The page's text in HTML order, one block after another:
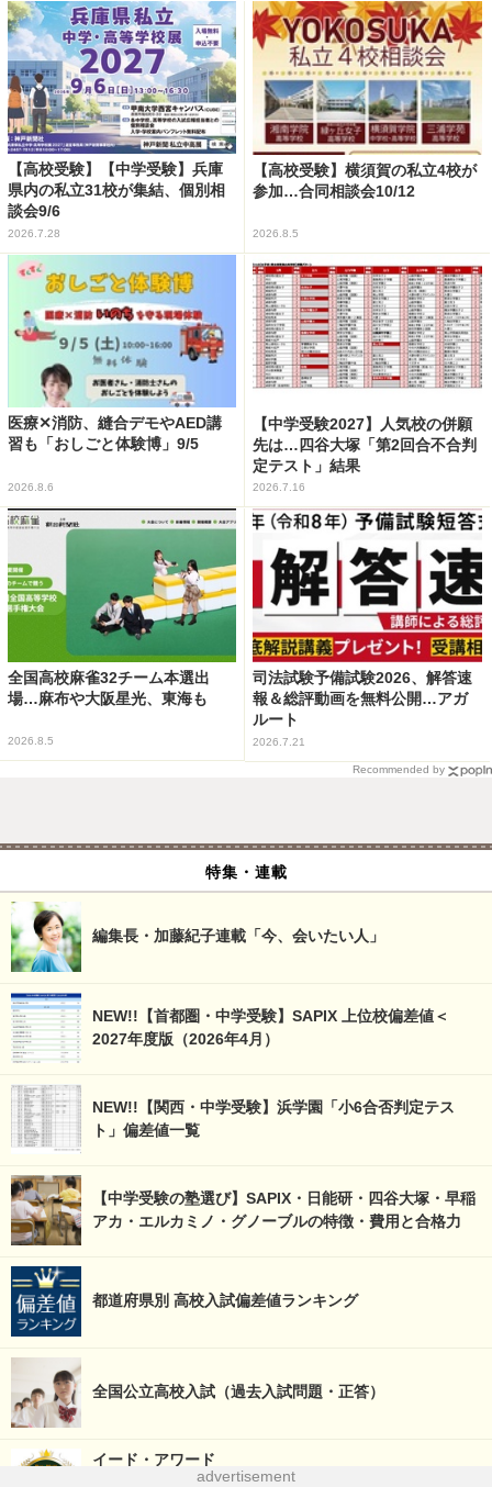
【高校受験】【中学受験】兵庫
県内の私立31校が集結、個別相
談会9/6
2026.7.28
【高校受験】横須賀の私立4校が
参加…合同相談会10/12
2026.8.5
医療✕消防、縫合デモやAED講
習も「おしごと体験博」9/5
2026.8.6
【中学受験2027】人気校の併願
先は…四谷大塚「第2回合不合判
定テスト」結果
2026.7.16
全国高校麻雀32チーム本選出
場…麻布や大阪星光、東海も
2026.8.5
司法試験予備試験2026、解答速
報＆総評動画を無料公開…アガ
ルート
2026.7.21
Recommended by
特集・連載
編集長・加藤紀子連載「今、会いたい人」
NEW!!【首都圏・中学受験】SAPIX 上位校偏差値＜
2027年度版（2026年4月）
NEW!!【関西・中学受験】浜学園「小6合否判定テス
ト」偏差値一覧
【中学受験の塾選び】SAPIX・日能研・四谷大塚・早稲
アカ・エルカミノ・グノーブルの特徴・費用と合格力
都道府県別 高校入試偏差値ランキング
全国公立高校入試（過去入試問題・正答）
イード・アワード
（塾・通信教育・英語教育などの教育サービスの顧客満
advertisement